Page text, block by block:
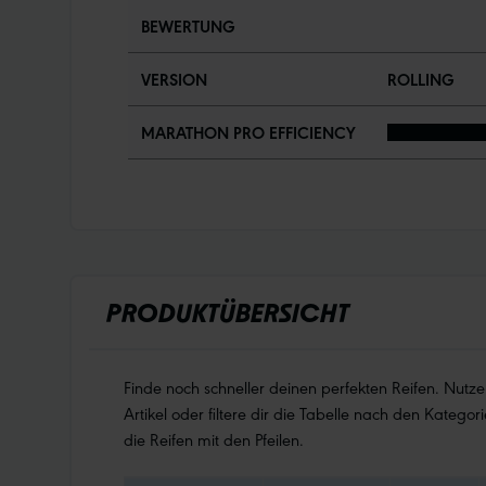
BEWERTUNG
VERSION ROLLING
MARATHON PRO EFFICIENCY
PRODUKTÜBERSICHT
Finde noch schneller deinen perfekten Reifen.
Artikel oder filtere dir die Tabelle nach den
die Reifen mit den Pfeilen.